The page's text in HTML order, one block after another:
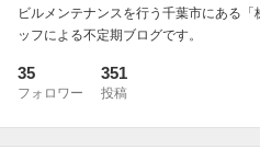
ビルメンテナンスを行う千葉市にある
ッフによる不定期ブログです。
35
フォロワー
351
投稿